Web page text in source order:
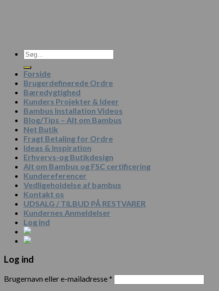
Søg
efter:
Forside
Brugerdefinerede Ordre
Bæredygtighed
Kunders Projekter & Ideer
Bambus Installation Videos
Blog/Tips – Alt om Bambus
Net Butik
Fragt Betaling for Ordre
Ideas & Inspiration
Erhvervs-og Butikdesign
Alt om Bambus og FSC certificering
Kundereferencer
Vedligeholdelse af bambus
Kontakt os
UDSALG / TILBUD PÅ RESTVARER
Kundernes Anmeldelser
Log ind
Log ind
Brugernavn eller e-mailadresse*